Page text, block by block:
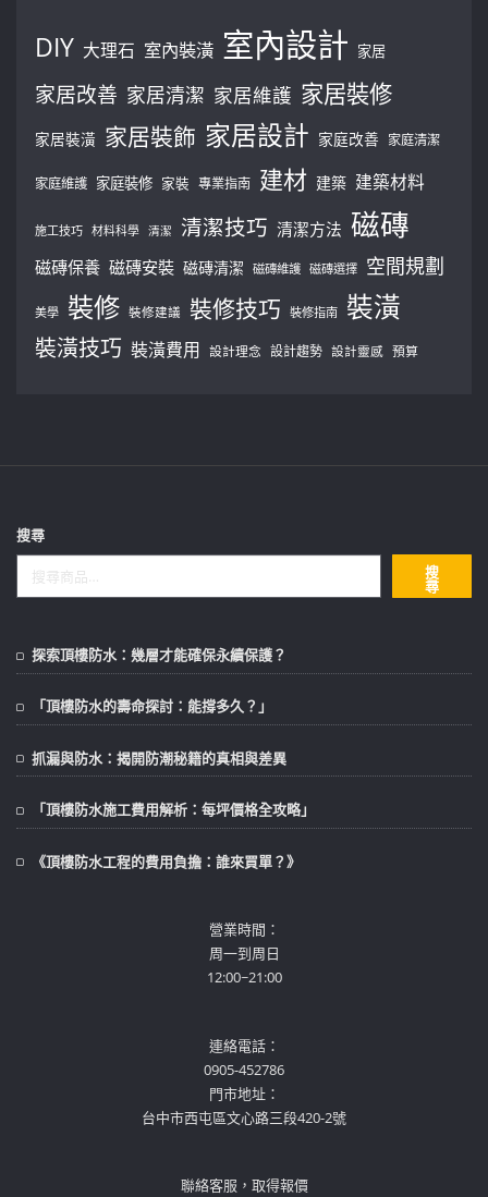
DIY 大理石 室內裝潢 室內設計 家居
家居改善 家居清潔 家居維護 家居裝修
家居裝潢 家居裝飾 家居設計 家庭改善 家庭清潔
家庭維護 家庭裝修 家裝 專業指南 建材 建築 建築材料
施工技巧 材料科學 清潔 清潔技巧 清潔方法 磁磚
磁磚保養 磁磚安裝 磁磚清潔 磁磚維護 磁磚選擇 空間規劃
美學 裝修 裝修建議 裝修技巧 裝修指南 裝潢
裝潢技巧 裝潢費用 設計理念 設計趨勢 設計靈感 預算
搜尋
搜
尋
探索頂樓防水：幾層才能確保永續保護？
「頂樓防水的壽命探討：能撐多久？」
抓漏與防水：揭開防潮秘籍的真相與差異
「頂樓防水施工費用解析：每坪價格全攻略」
《頂樓防水工程的費用負擔：誰來買單？》
營業時間：
周一到周日
12:00~21:00
連絡電話：
0905-452786
門市地址：
台中市西屯區文心路三段420-2號
聯絡客服，取得報價